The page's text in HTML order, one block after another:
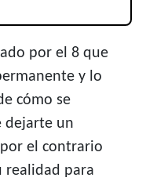
por el 8 que
y lo
cómo se
dejarte un
el contrario
realidad para